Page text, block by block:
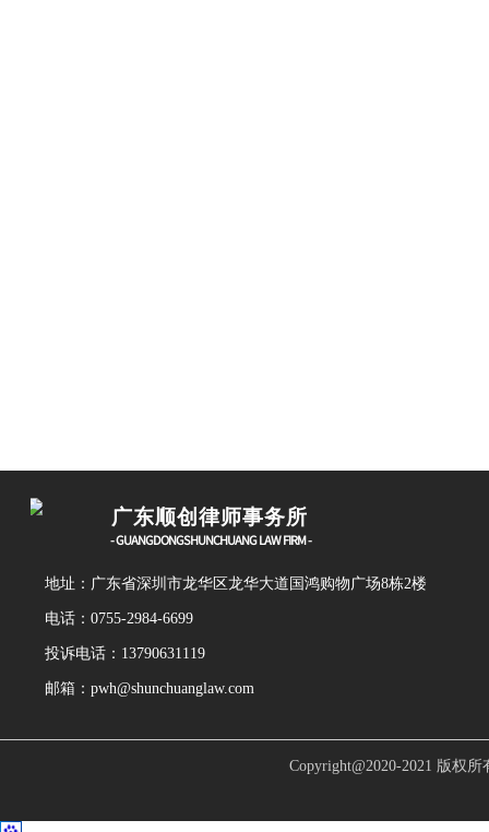
Copyright@2020-2021 版权
广东顺创律师事务所
地址：广东省深圳市龙华区龙华大道国鸿购物广场8栋2楼
电话： 0755-2984-6699
投诉电话：13790631119
邮箱：pwh@shunchuanglaw.com
- GUANGDONGSHUNCHUANG LAW FIRM -